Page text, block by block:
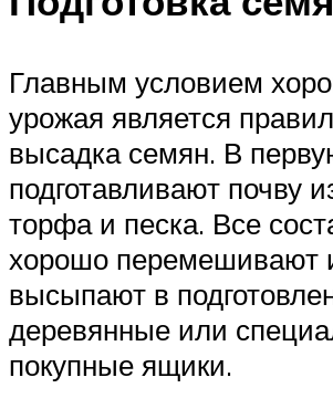
Главным условием
урожая является
высадка семян. В
подготавливают почву
торфа и песка. Все
хорошо перемешивают
высыпают в
деревянные или
покупные ящики.